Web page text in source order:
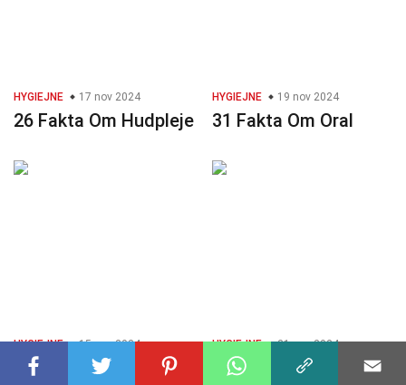
HYGIEJNE 17 nov 2024
26 Fakta Om Hudpleje
HYGIEJNE 19 nov 2024
31 Fakta Om Oral
HYGIEJNE 15 nov 2024
30 Fakta Om
HYGIEJNE 21 nov 2024
33 Fakta Om